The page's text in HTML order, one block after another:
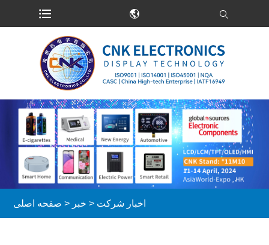
صفحه اصلی > خبر > اخبار شرکت